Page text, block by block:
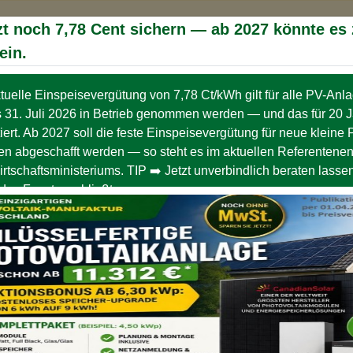
Nutzung der Webseite stimmen Sie der Verwendung von
noch 7,78 Cent sichern — ab 2027 könnte es
Einspeisevergütung von 7,78 Ct/kWh gilt für alle PV-
31. Juli 2026 in Betrieb genommen werden — und das für 20
Ab 2027 soll die feste Einspeisevergütung für neue kleine
abgeschafft werden — so steht es im aktuellen
TIP ➡️ Jetzt unverbindlich beraten
Fenster schließt.
AKTUELLE
TERMINE
| Produktion | Optimierung -
so schwierig, gewusst wie …